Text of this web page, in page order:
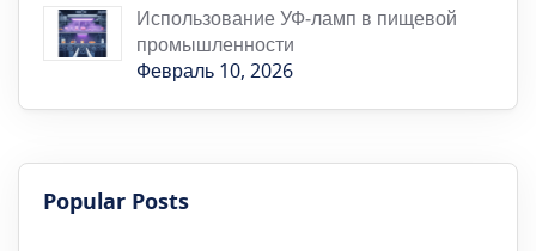
Использование УФ‑ламп в пищевой
промышленности
Февраль 10, 2026
Popular Posts